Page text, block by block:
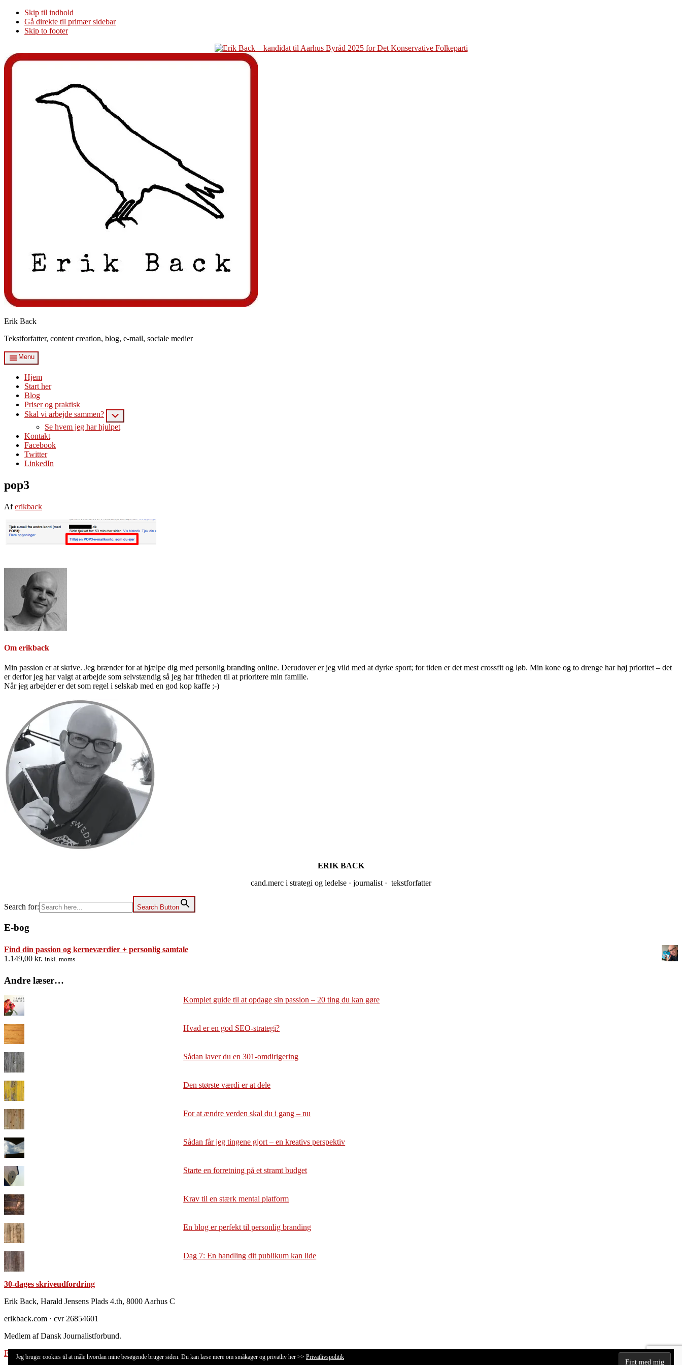
Skip til indhold
Gå direkte til primær sidebar
Skip to footer
Additional
menu
Erik Back
Tekstforfatter, content creation, blog, e-mail, sociale medier
Menu
Hjem
Start her
Blog
Priser og praktisk
Skal vi arbejde sammen?
Se hvem jeg har hjulpet
Kontakt
Facebook
Twitter
LinkedIn
pop3
Aferikback
Om erikback
Min passion er at skrive. Jeg brænder for at hjælpe dig med personlig branding online. Derudover er jeg vild med at dyrke sport; for tiden er det mest crossfit og løb. Min kone og to drenge har høj prioritet – det
er derfor jeg har valgt at arbejde som selvstændig så jeg har friheden til at prioritere min familie.
Når jeg arbejder er det som regel i selskab med en god kop kaffe ;-)
Sidebar
ERIK BACK
cand.merc i strategi og ledelse · journalist · tekstforfatter
Search for: Search Button
E-bog
Find din passion og kerneværdier + personlig samtale
1.149,00 kr. inkl. moms
Andre læser…
Komplet guide til at opdage sin passion – 20 ting du kan gøre
Hvad er en god SEO-strategi?
Sådan laver du en 301-omdirigering
Den største værdi er at dele
For at ændre verden skal du i gang – nu
Sådan får jeg tingene gjort – en kreativs perspektiv
Starte en forretning på et stramt budget
Krav til en stærk mental platform
En blog er perfekt til personlig branding
Dag 7: En handling dit publikum kan lide
30-dages skriveudfordring
Footer
Erik Back, Harald Jensens Plads 4.th, 8000 Aarhus C
erikback.com · cvr 26854601
Medlem af Dansk Journalistforbund.
Forretningsbetingelser
Jeg bruger cookies til at måle hvordan mine besøgende bruger siden. Du kan læse mere om småkager og privatliv her >> Privatlivspolitik